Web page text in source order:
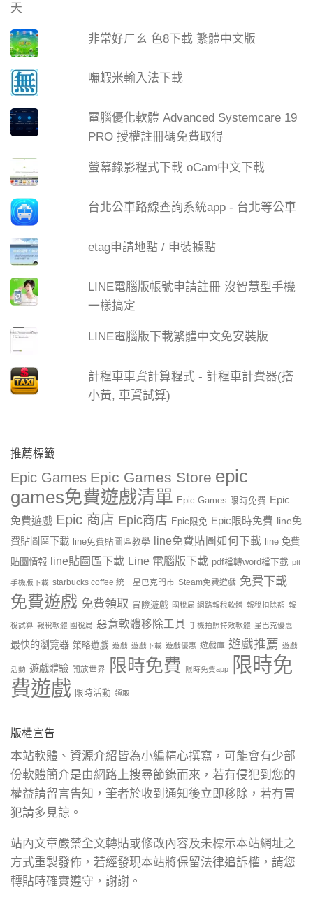
非常好ㄏㄠ 色8下載 繁體中文版
嘸蝦米輸入法下載
電腦優化軟體 Advanced Systemcare 19
PRO 授權註冊碼免費取得
螢幕錄影程式下載 oCam中文下載
台北公車路線查詢系統app - 台北等公車
etag申請地點 / 申裝據點
LINE電腦版帳號申請註冊 沒智慧型手機
一樣搞定
LINE電腦版下載繁體中文免安裝版
計程車車資計算程式 - 計程車計費器(搭
小黃, 車資試算)
推薦標籤
Epic Games Epic Games Store epic
games免費遊戲清單 Epic Games 限時免費 Epic
免費遊戲 Epic 商店 Epic商店 Epic限免 Epic限時免費 line免
費貼圖區下載
line免費貼圖區教學 line免費貼圖如何下載
line 免費
貼圖情報
line貼圖區下載 Line 電腦版下載 pdf檔轉word檔下載 ptt
手機版下載 starbucks coffee 統一星巴克門市 Steam免費遊戲 免費下載
免費遊戲 免費領取 冒險遊戲 國稅局 網路報稅軟體 報稅扣除額 報
稅試算 報稅軟體 國稅局 惡意軟體移除工具 手機拍照特效軟體 星巴克優惠
最快的瀏覽器 策略遊戲 遊戲 遊戲下載 遊戲優惠 遊戲庫 遊戲推薦 遊戲
活動 遊戲體驗 開放世界 限時免費 限時免費app
限時免
費遊戲 限時活動 領取
版權宣告
本站軟體、資源介紹皆為小編精心撰寫，可能會有少部
份軟體簡介是由網路上搜尋節錄而來，若有侵犯到您的
權益請留言告知，筆者於收到通知後立即移除，若有冒
犯請多見諒。
站內文章嚴禁全文轉貼或修改內容及未標示本站網址之
方式重製發佈，若經發現本站將保留法律追訴權，請您
轉貼時確實遵守，謝謝。